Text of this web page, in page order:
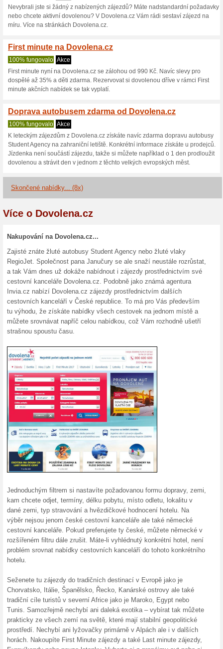
Aktuální slevy a
Doprava autobusy
Norimberku a
100% fungovalo
Akce
Nevíte, jak se dopravit na
protože cena zájezdu je více
Dárkové poukazy od
100% fungovalo Akce
Hledáte vhodný dárek,
partnery? V Dovolena.cz
dovolenou od STUDENT
Možnost úhrady
100% fungovalo Akce
Ve spolupráci se
Plus, Up Česká republika
TRAVEL připravila možnost
Sestavení zájezdu